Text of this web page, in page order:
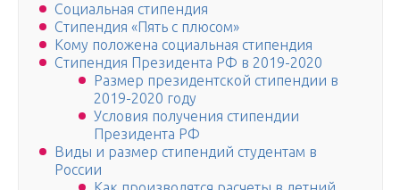
Социальная стипендия
Стипендия «Пять с плюсом»
Кому положена социальная стипендия
Стипендия Президента РФ в 2019-2020
Размер президентской стипендии в
2019-2020 году
Условия получения стипендии
Президента РФ
Виды и размер стипендий студентам в
России